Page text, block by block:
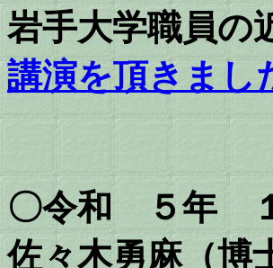
岩手大学職員
講演を頂きまし
〇令和 ５年
佐々木勇麻（博